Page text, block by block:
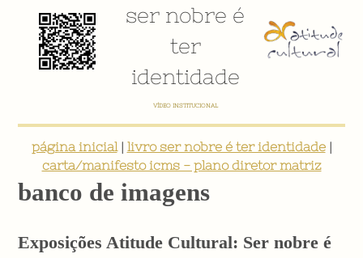
ser nobre é
ter
identidade
VÍDEO INSTITUCIONAL
página inicial| livro ser nobre é ter identidade|
carta/manifesto icms - plano diretor matriz
banco de imagens
Exposições Atitude Cultural: Ser nobre é